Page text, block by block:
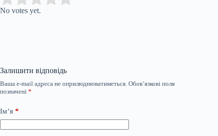
No votes yet.
Залишити відповідь
Ваша e-mail адреса не оприлюднюватиметься. Обов’язкові поля
позначені *
Ім’я *